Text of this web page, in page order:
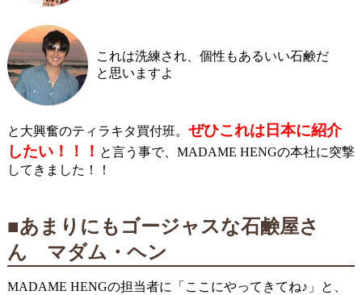
これは洗練され、個性もあるいい石鹸だ
と思いますよ
と大興奮のティラキタ買付班。 ぜひこれは日本に紹介
したい！！！ と言う事で、MADAME HENGの本社に突撃
してきました！！
■あまりにもゴージャスな石鹸屋さ
ん マダム・ヘン
MADAME HENGの担当者に「ここにやってきてね♪」と、